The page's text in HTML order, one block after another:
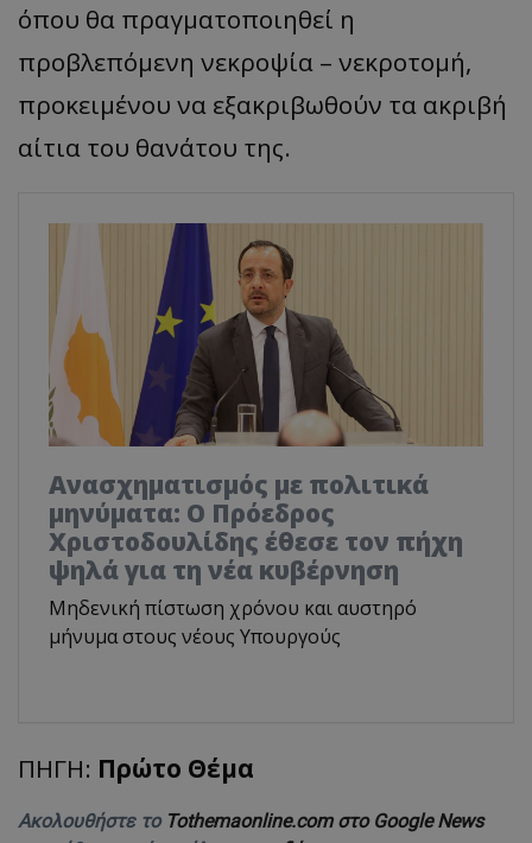
όπου θα πραγματοποιηθεί η
προβλεπόμενη νεκροψία – νεκροτομή,
προκειμένου να εξακριβωθούν τα ακριβή
αίτια του θανάτου της.
Ανασχηματισμός με πολιτικά
μηνύματα: Ο Πρόεδρος
Χριστοδουλίδης έθεσε τον πήχη
ψηλά για τη νέα κυβέρνηση
Μηδενική πίστωση χρόνου και αυστηρό
μήνυμα στους νέους Υπουργούς
ΠΗΓΗ: Πρώτο Θέμα
Ακολουθήστε το Tothemaonline.com στο Google News